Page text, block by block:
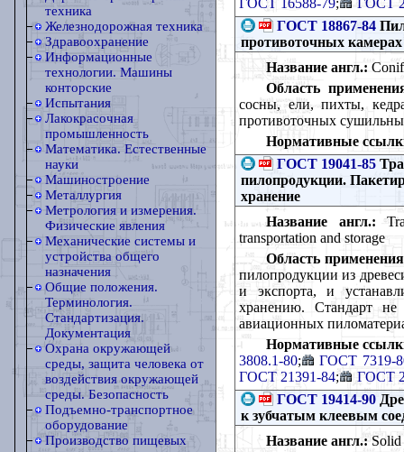
техника
Железнодорожная техника
Здравоохранение
Информационные
технологии. Машины
конторские
Испытания
Лакокрасочная
промышленность
Математика. Естественные
науки
Машиностроение
Металлургия
Метрология и измерения.
Физические явления
Механические системы и
устройства общего
назначения
Общие положения.
Терминология.
Стандартизация.
Документация
Охрана окружающей
среды, защита человека от
воздействия окружающей
среды. Безопасность
Подъемно-транспортное
оборудование
Производство пищевых
ГОСТ 18867-84
противоточных
Название англ.:
Область
сосны, ели, пихты,
противоточных
Нормативные
ГОСТ 19041-85
пилопродукции.
хранение
Название англ.:
transportation and storage
Область
пилопродукции из
и экспорта, и
хранению. Стандарт не
авиационных
Нормативные
3808.1-80;
ГОСТ 7319-
ГОСТ 21391-84;
ГОСТ
ГОСТ 19414-90
к зубчатым клеевым
Название англ.:Solid